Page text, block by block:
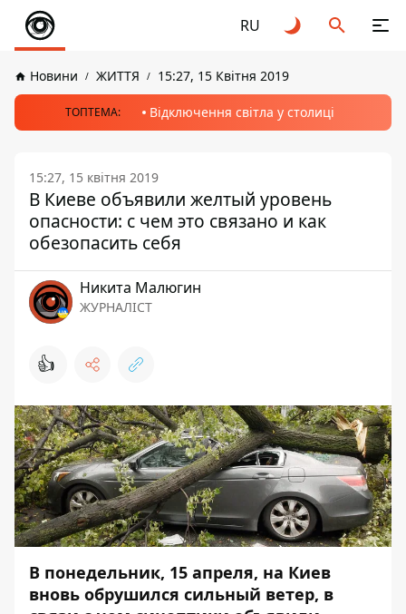
RU
Новини ЖИТТЯ 15:27, 15 Квітня 2019
ТОПТЕМА: Відключення світла у столиці
15:27, 15 квітня 2019
В Киеве объявили желтый уровень
опасности: с чем это связано и как
обезопасить себя
Никита Малюгин
ЖУРНАЛІСТ
👍
В понедельник, 15 апреля, на Киев
вновь обрушился сильный ветер, в